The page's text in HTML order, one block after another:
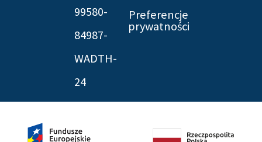
99580-
84987-
WADTH-
24
Preferencje
prywatności